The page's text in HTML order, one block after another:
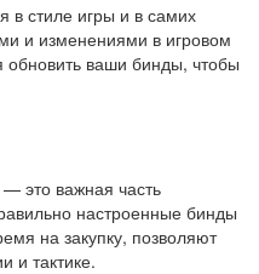
в стиле игры и в самих
и изменениями в игровом
обновить ваши бинды, чтобы
это важная часть
настроенные бинды
на закупку, позволяют
и тактике.